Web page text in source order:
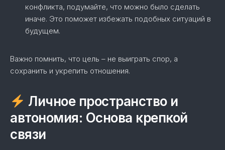
конфликта, подумайте, что можно было сделать
иначе. Это поможет избежать подобных ситуаций в
будущем.
Важно помнить, что цель – не выиграть спор, а
сохранить и укрепить отношения.
Личное пространство и
автономия: Основа крепкой
связи